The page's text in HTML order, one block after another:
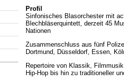
Profil
Sinfonisches Blasorchester mit
Blechbläserquintett, derzeit 45
Nationen
Zusammenschluss aus fünf
Dortmund, Düsseldorf, Essen,
Repertoire von Klassik,
Hip-Hop bis hin zu traditioneller